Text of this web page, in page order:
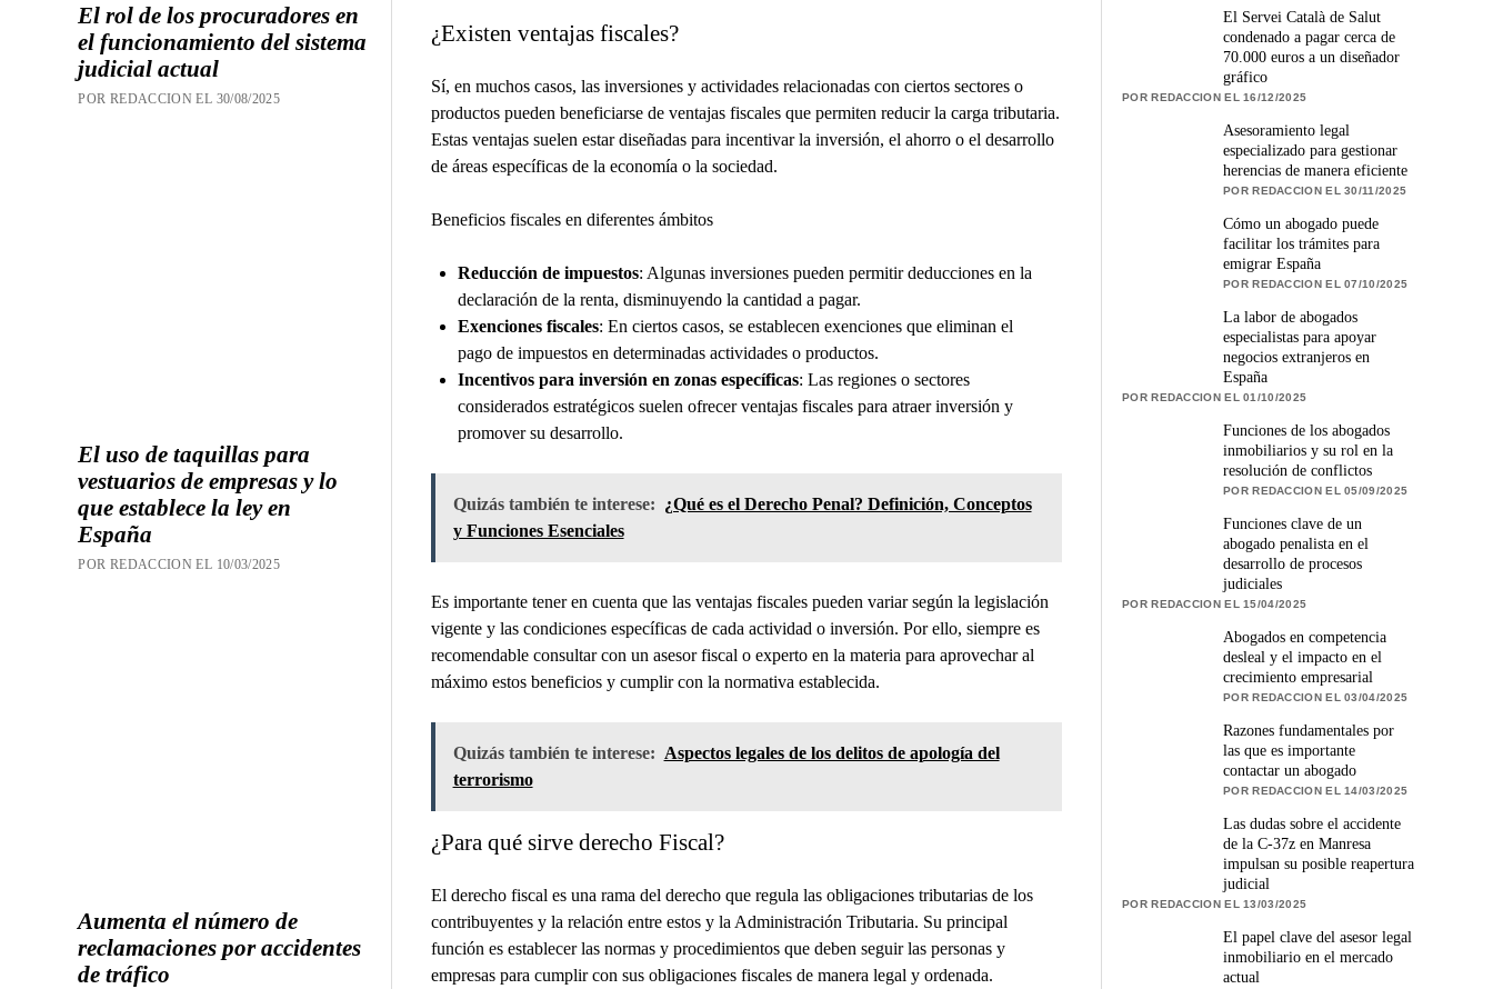
El rol de los procuradores en
el funcionamiento del sistema
judicial actual
POR REDACCION EL 30/08/2025
El uso de taquillas para
vestuarios de empresas y lo
que establece la ley en
España
POR REDACCION EL 10/03/2025
Aumenta el número de
reclamaciones por accidentes
de tráfico
¿Existen ventajas fiscales?
Sí, en muchos casos, las inversiones y actividades relacionadas con ciertos sectores o
productos pueden beneficiarse de ventajas fiscales que permiten reducir la carga tributaria.
Estas ventajas suelen estar diseñadas para incentivar la inversión, el ahorro o el desarrollo
de áreas específicas de la economía o la sociedad.
Beneficios fiscales en diferentes ámbitos
Reducción de impuestos: Algunas inversiones pueden permitir deducciones en la
declaración de la renta, disminuyendo la cantidad a pagar.
Exenciones fiscales: En ciertos casos, se establecen exenciones que eliminan el
pago de impuestos en determinadas actividades o productos.
Incentivos para inversión en zonas específicas: Las regiones o sectores
considerados estratégicos suelen ofrecer ventajas fiscales para atraer inversión y
promover su desarrollo.
Quizás también te interese: ¿Qué es el Derecho Penal? Definición, Conceptos
y Funciones Esenciales
Es importante tener en cuenta que las ventajas fiscales pueden variar según la legislación
vigente y las condiciones específicas de cada actividad o inversión. Por ello, siempre es
recomendable consultar con un asesor fiscal o experto en la materia para aprovechar al
máximo estos beneficios y cumplir con la normativa establecida.
Quizás también te interese: Aspectos legales de los delitos de apología del
terrorismo
¿Para qué sirve derecho Fiscal?
El derecho fiscal es una rama del derecho que regula las obligaciones tributarias de los
contribuyentes y la relación entre estos y la Administración Tributaria. Su principal
función es establecer las normas y procedimientos que deben seguir las personas y
empresas para cumplir con sus obligaciones fiscales de manera legal y ordenada.
El Servei Català de Salut
condenado a pagar cerca de
70.000 euros a un diseñador
gráfico
POR REDACCION EL 16/12/2025
Asesoramiento legal
especializado para gestionar
herencias de manera eficiente
POR REDACCION EL 30/11/2025
Cómo un abogado puede
facilitar los trámites para
emigrar España
POR REDACCION EL 07/10/2025
La labor de abogados
especialistas para apoyar
negocios extranjeros en
España
POR REDACCION EL 01/10/2025
Funciones de los abogados
inmobiliarios y su rol en la
resolución de conflictos
POR REDACCION EL 05/09/2025
Funciones clave de un
abogado penalista en el
desarrollo de procesos
judiciales
POR REDACCION EL 15/04/2025
Abogados en competencia
desleal y el impacto en el
crecimiento empresarial
POR REDACCION EL 03/04/2025
Razones fundamentales por
las que es importante
contactar un abogado
POR REDACCION EL 14/03/2025
Las dudas sobre el accidente
de la C-37z en Manresa
impulsan su posible reapertura
judicial
POR REDACCION EL 13/03/2025
El papel clave del asesor legal
inmobiliario en el mercado
actual